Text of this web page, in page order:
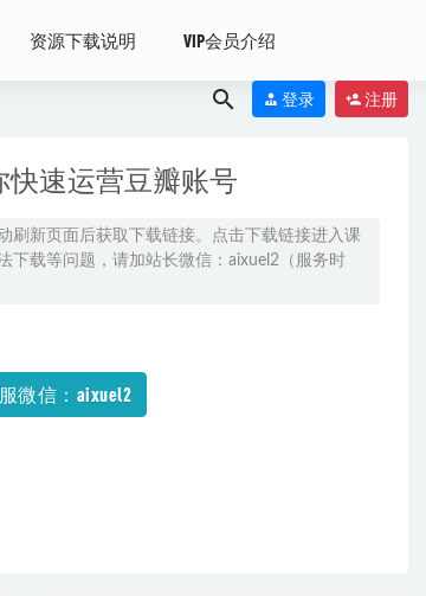
资源下载说明 VIP会员介绍
登录 注册
快速运营豆瓣账号
刷新页面后获取下载链接。点击下载链接进入课
下载等问题，请加站长微信：aixuel2（服务时
微信：aixuel2